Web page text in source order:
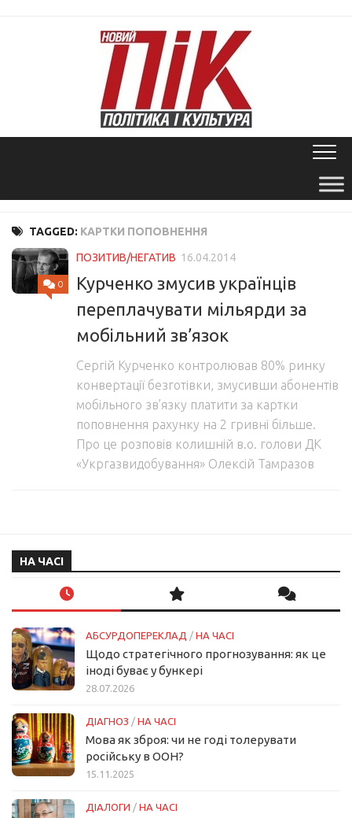
TAGGED: КАРТКИ ПОПОВНЕННЯ
0
ПОЗИТИВ/НЕГАТИВ 16.04.2014
Курченко змусив українців
переплачувати мільярди за
мобільний зв’язок
Сергій Курченко контролював 80% ринку
конвертації безготівки, змусивши абонентів
мобільного зв’язку платити за картки
поповнення рахунку на 2 гривні більше.
Про це розповів колишній в.о. голови ДК
«Укргазвидобування» Олексій Тамразов
НА ЧАСІ
АБСУРДОПЕРЕКЛАД / НА ЧАСІ
Щодо стратегічного прогнозування: як це
іноді буває у бункері
28.07.2026
ДІАГНОЗ / НА ЧАСІ
Мова як зброя: чи не годі толерувати
російську в ООН?
15.11.2025
ДІАЛОГИ / НА ЧАСІ